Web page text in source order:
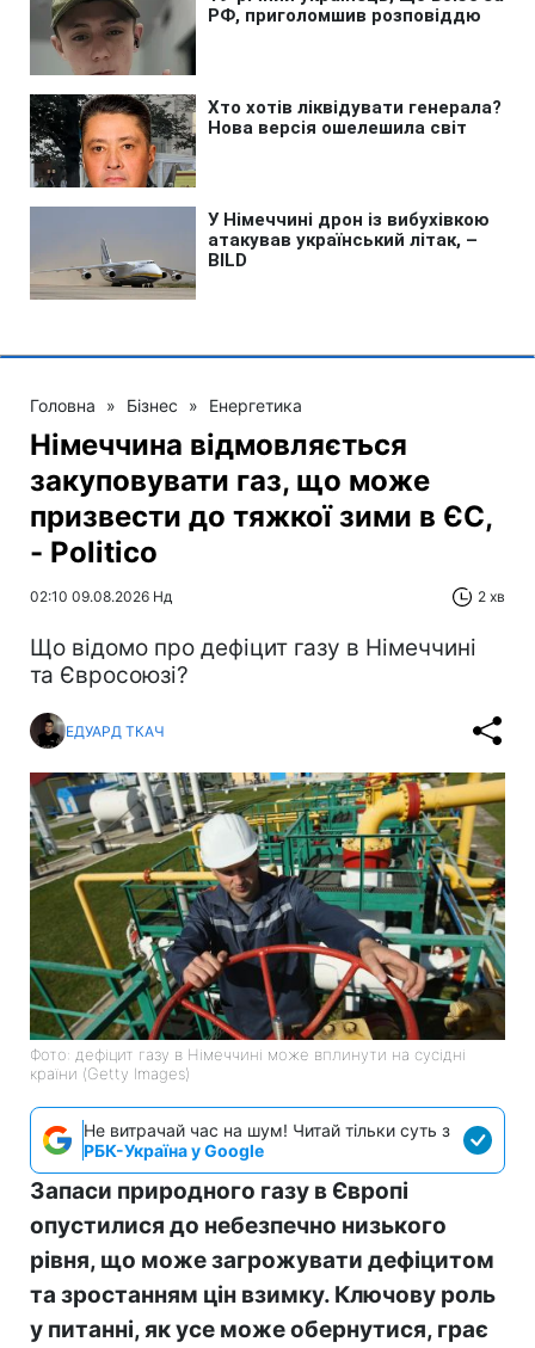
Головна » Бізнес » Енергетика
Німеччина відмовляється
закуповувати газ, що може
призвести до тяжкої зими в ЄС,
- Politico
02:10 09.08.2026 Нд 2 хв
Що відомо про дефіцит газу в Німеччині
та Євросоюзі?
ЕДУАРД ТКАЧ
Фото: дефіцит газу в Німеччині може вплинути на сусідні
країни (Getty Images)
Не витрачай час на шум! Читай тільки суть з
РБК-Україна у Google
Запаси природного газу в Європі
опустилися до небезпечно низького
рівня, що може загрожувати дефіцитом
та зростанням цін взимку. Ключову роль
у питанні, як усе може обернутися, грає